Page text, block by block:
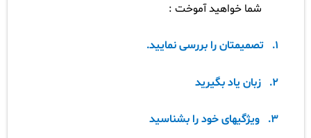
شما خواهید آموخت :
1. تصمیمتان را بررسی نمایید.
2. زبان یاد بگیرید
3. ویژگیهای خود را بشناسید